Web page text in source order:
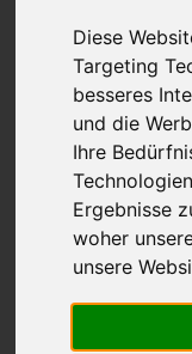
Diese
Targeting
besseres
und die
Ihre
Ergebnisse
woher
unsere
GFH Porto